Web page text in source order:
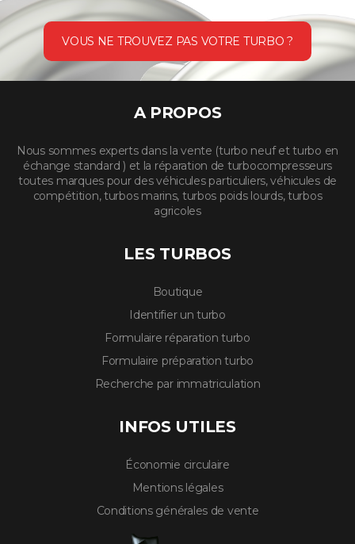
VOUS NE TROUVEZ PAS VOTRE TURBO ?
A PROPOS
Nous sommes experts dans la vente (turbo neuf et turbo en
échange standard ) et la réparation de turbocompresseurs
toutes marques pour des véhicules particuliers, véhicules de
compétition, turbos marins, turbos poids lourds, turbos
agricoles
LES TURBOS
Boutique
Identifier un turbo
Formulaire réparation turbo
Formulaire préparation turbo
Recherche par immatriculation
INFOS UTILES
Économie circulaire
Mentions légales
Conditions générales de vente